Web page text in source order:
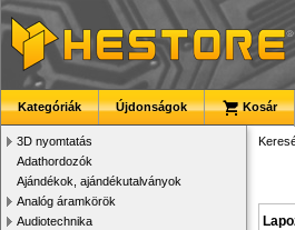
Kategóriák Újdonságok Kosár
3D nyomtatás
Adathordozók
Ajándékok, ajándékutalványok
Analóg áramkörök
Audiotechnika